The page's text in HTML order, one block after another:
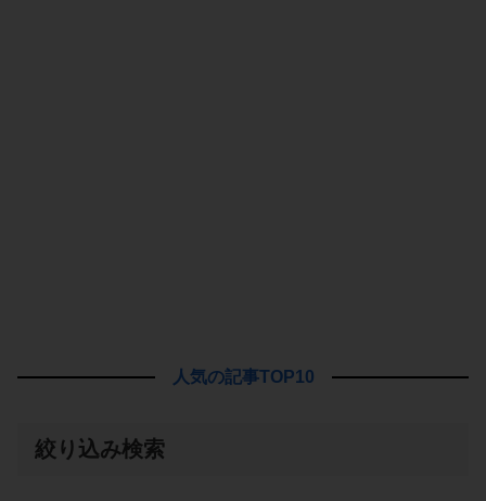
人気の記事TOP10
絞り込み検索